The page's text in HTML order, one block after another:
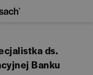
ds.
Banku